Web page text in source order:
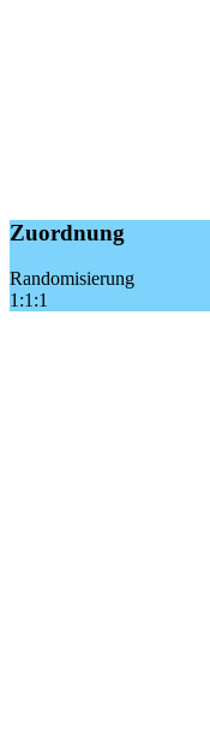
Zuordnung
Randomisierung
1:1:1